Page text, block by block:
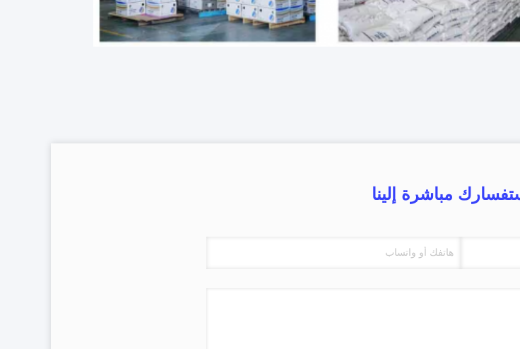
مباشرة إلينا